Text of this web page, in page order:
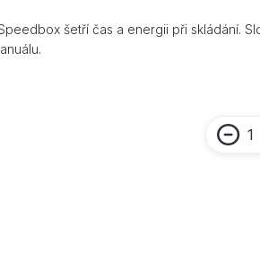
šetří čas a energii při skládání.